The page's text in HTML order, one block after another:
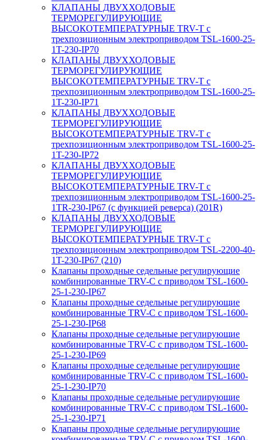
КЛАПАНЫ ДВУХХОДОВЫЕ
ТЕРМОРЕГУЛИРУЮЩИЕ
ВЫСОКОТЕМПЕРАТУРНЫЕ TRV-T с
трехпозиционным электроприводом TSL-1600-25-
1T-230-IP70
КЛАПАНЫ ДВУХХОДОВЫЕ
ТЕРМОРЕГУЛИРУЮЩИЕ
ВЫСОКОТЕМПЕРАТУРНЫЕ TRV-T с
трехпозиционным электроприводом TSL-1600-25-
1T-230-IP71
КЛАПАНЫ ДВУХХОДОВЫЕ
ТЕРМОРЕГУЛИРУЮЩИЕ
ВЫСОКОТЕМПЕРАТУРНЫЕ TRV-T с
трехпозиционным электроприводом TSL-1600-25-
1T-230-IP72
КЛАПАНЫ ДВУХХОДОВЫЕ
ТЕРМОРЕГУЛИРУЮЩИЕ
ВЫСОКОТЕМПЕРАТУРНЫЕ TRV-T с
трехпозиционным электроприводом TSL-1600-25-
1TR-230-IP67 (с функцией реверса) (201R)
КЛАПАНЫ ДВУХХОДОВЫЕ
ТЕРМОРЕГУЛИРУЮЩИЕ
ВЫСОКОТЕМПЕРАТУРНЫЕ TRV-T с
трехпозиционным электроприводом TSL-2200-40-
1T-230-IP67 (210)
Клапаны проходные седельные регулирующие
комбинированные TRV-С с приводом TSL-1600-
25-1-230-IP67
Клапаны проходные седельные регулирующие
комбинированные TRV-С с приводом TSL-1600-
25-1-230-IP68
Клапаны проходные седельные регулирующие
комбинированные TRV-С с приводом TSL-1600-
25-1-230-IP69
Клапаны проходные седельные регулирующие
комбинированные TRV-С с приводом TSL-1600-
25-1-230-IP70
Клапаны проходные седельные регулирующие
комбинированные TRV-С с приводом TSL-1600-
25-1-230-IP71
Клапаны проходные седельные регулирующие